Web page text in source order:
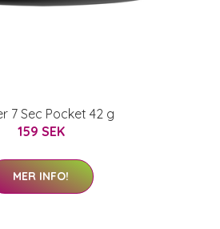
7 Sec Pocket 42 g
159 SEK
MER INFO!